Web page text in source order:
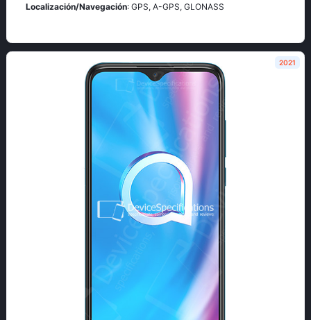
Localización/Navegación: GРS, А-GРS, GLОΝАSS
2021